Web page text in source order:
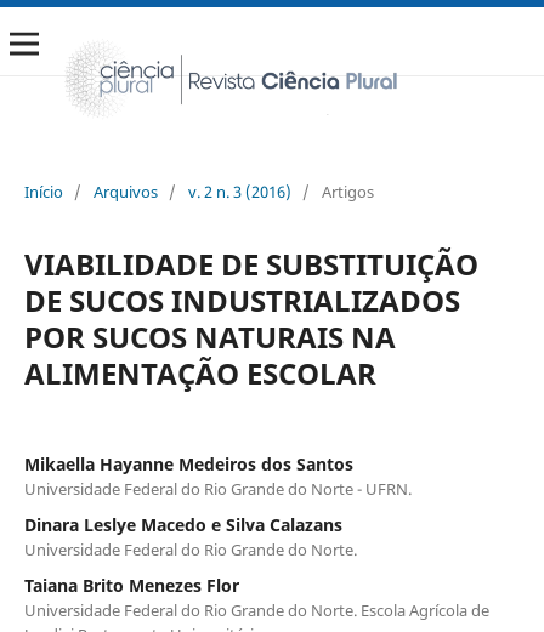
Início / Arquivos / v. 2 n. 3 (2016) / Artigos
VIABILIDADE DE SUBSTITUIÇÃO
DE SUCOS INDUSTRIALIZADOS
POR SUCOS NATURAIS NA
ALIMENTAÇÃO ESCOLAR
Mikaella Hayanne Medeiros dos Santos
Universidade Federal do Rio Grande do Norte - UFRN.
Dinara Leslye Macedo e Silva Calazans
Universidade Federal do Rio Grande do Norte.
Taiana Brito Menezes Flor
Universidade Federal do Rio Grande do Norte. Escola Agrícola de